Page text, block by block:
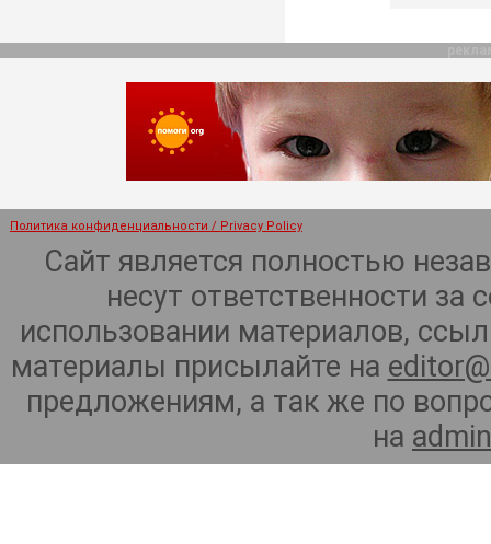
Политика конфиденциальности / Privacy Policy
Сайт является полностью
несут ответственности
использовании материалов,
материалы присылайте на
предложениям, а так же по
на